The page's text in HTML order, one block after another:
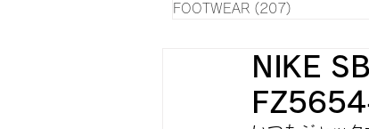
FOOTWEAR (207)
NIKE